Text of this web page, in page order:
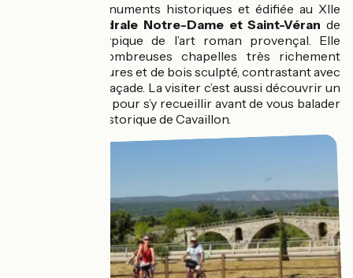
Classée aux monuments historiques et édifiée au XIIe
Cathédrale Notre-Dame et Saint-Véran de
Cavaillon est typique de l’art roman provençal. Elle
présente de nombreuses chapelles très richement
décorées de dorures et de bois sculpté, contrastant avec
l’austérité de sa façade. La visiter c’est aussi découvrir un
très beau cloître pour s’y recueillir avant de vous balader
dans le centre historique de Cavaillon.